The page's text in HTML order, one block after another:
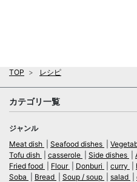
TOP レシピ
カテゴリ一覧
ジャンル
Meat dish
Seafood dishes
Tofu dish
casserole Side dishes
Fried food
Flour Donburi curry
Soba
Bread Soup / soup salad